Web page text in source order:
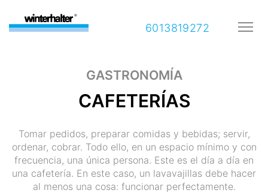
6013819272
GASTRONOMÍA
CAFETERÍAS
Tomar pedidos, preparar comidas y bebidas; servir,
ordenar, cobrar. Todo ello, en un espacio mínimo y con
frecuencia, una única persona. Este es el día a día en
una cafetería. En este caso, un lavavajillas debe hacer
al menos una cosa: funcionar perfectamente.